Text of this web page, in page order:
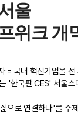
울
위크 개
= 국내 혁신기업을
'한국판 CES' 서울스
으로 연결하다'를 주